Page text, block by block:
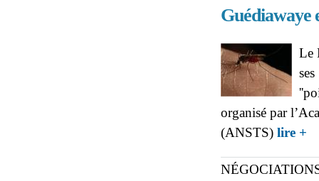
Guédiawaye
Le
organisé par
(ANSTS) lire +